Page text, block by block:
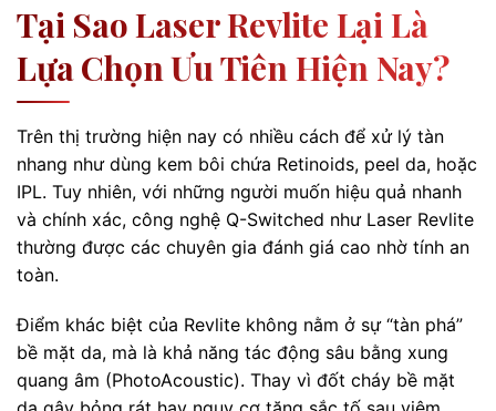
Tại Sao Laser Revlite Lại Là
Lựa Chọn Ưu Tiên Hiện Nay?
Trên thị trường hiện nay có nhiều cách để xử lý tàn
nhang như dùng kem bôi chứa Retinoids, peel da, hoặc
IPL. Tuy nhiên, với những người muốn hiệu quả nhanh
và chính xác, công nghệ Q-Switched như Laser Revlite
thường được các chuyên gia đánh giá cao nhờ tính an
toàn.
Điểm khác biệt của Revlite không nằm ở sự “tàn phá”
bề mặt da, mà là khả năng tác động sâu bằng xung
quang âm (PhotoAcoustic). Thay vì đốt cháy bề mặt